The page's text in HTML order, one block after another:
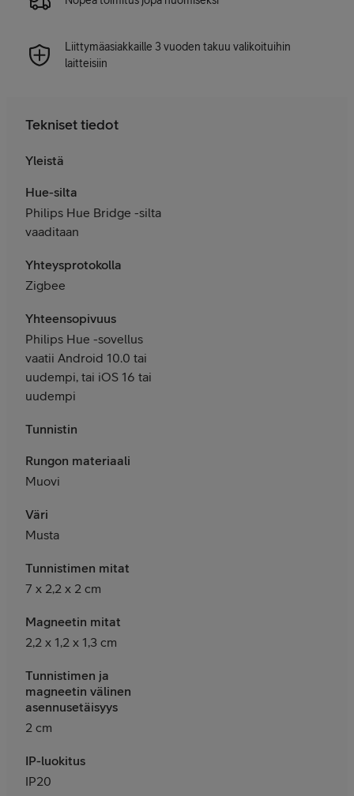
Liittymäasiakkaille 3 vuoden takuu valikoituihin
laitteisiin
Tekniset tiedot
Yleistä
Hue-silta
Philips Hue Bridge -silta
vaaditaan
Yhteysprotokolla
Zigbee
Yhteensopivuus
Philips Hue -sovellus
vaatii Android 10.0 tai
uudempi, tai iOS 16 tai
uudempi
Tunnistin
Rungon materiaali
Muovi
Väri
Musta
Tunnistimen mitat
7 x 2,2 x 2 cm
Magneetin mitat
2,2 x 1,2 x 1,3 cm
Tunnistimen ja
magneetin välinen
asennusetäisyys
2 cm
IP-luokitus
IP20